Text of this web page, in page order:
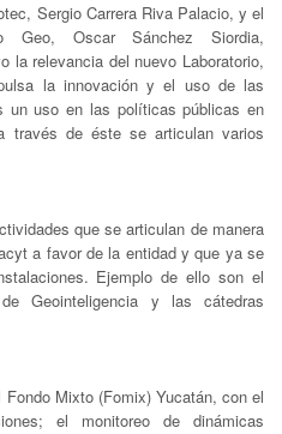
Sergio Carrera Riva Palacio, y el
Geo, Oscar Sánchez Siordia,
la relevancia del nuevo Laboratorio,
la innovación y el uso de las
un uso en las políticas públicas en
través de éste se articulan varios
que se articulan de manera
a favor de la entidad y que ya se
Ejemplo de ello son el
Geointeligencia y las cátedras
Mixto (Fomix) Yucatán, con el
el monitoreo de dinámicas